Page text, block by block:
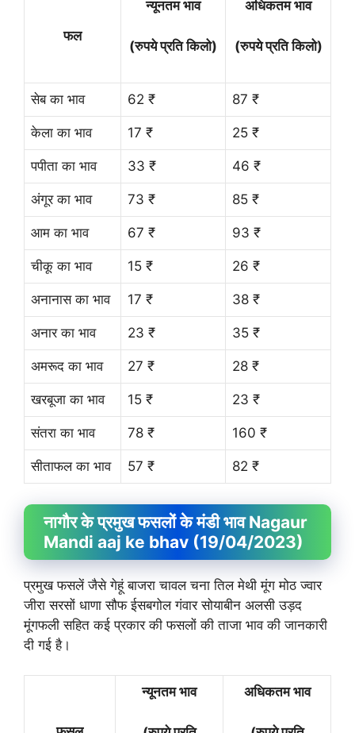
फल
न्यूनतम भाव
(रुपये प्रति किलो)
अधिकतम भाव
(रुपये प्रति किलो)
सेब का भाव 62 ₹ 87 ₹
केला का भाव 17 ₹ 25 ₹
पपीता का भाव 33 ₹ 46 ₹
अंगूर का भाव 73 ₹ 85 ₹
आम का भाव 67 ₹ 93 ₹
चीकू का भाव 15 ₹ 26 ₹
अनानास का भाव 17 ₹ 38 ₹
अनार का भाव 23 ₹ 35 ₹
अमरूद का भाव 27 ₹ 28 ₹
खरबूजा का भाव 15 ₹ 23 ₹
संतरा का भाव 78 ₹ 160 ₹
सीताफल का भाव 57 ₹ 82 ₹
नागौर के प्रमुख फसलों के मंडी भाव Nagaur
Mandi aaj ke bhav (19/04/2023)
प्रमुख फसलें जैसे गेहूं बाजरा चावल चना तिल मेथी मूंग मोठ ज्वार
जीरा सरसों धाणा सौफ ईसबगोल गंवार सोयाबीन अलसी उड़द
मूंगफली सहित कई प्रकार की फसलों की ताजा भाव की जानकारी
दी गई है।
न्यूनतम भाव अधिकतम भाव